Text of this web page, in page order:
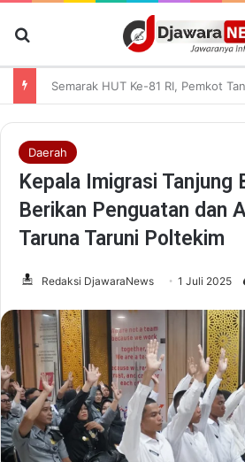
Daerah
Kepala Imigrasi Tanjung
Berikan Penguatan dan
Taruna Taruni Poltekim
Redaksi DjawaraNews 1 Juli 2025